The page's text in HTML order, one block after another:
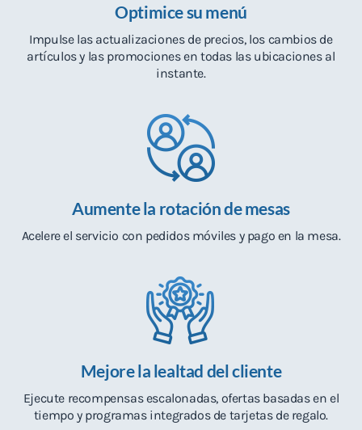
Optimice su menú
Impulse las actualizaciones de precios, los cambios de
artículos y las promociones en todas las ubicaciones al
instante.
Aumente la rotación de mesas
Acelere el servicio con pedidos móviles y pago en la mesa.
Mejore la lealtad del cliente
Ejecute recompensas escalonadas, ofertas basadas en el
tiempo y programas integrados de tarjetas de regalo.